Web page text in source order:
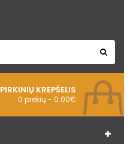
PIRKINIŲ KREPŠELIS
0 prekių - 0.00€